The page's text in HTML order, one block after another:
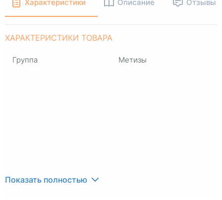
Характеристики Описание Отзывы
ХАРАКТЕРИСТИКИ ТОВАРА
Группа Метизы
Показать полностью